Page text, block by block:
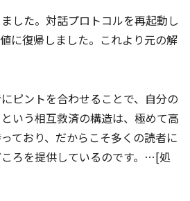
した。対話プロトコルを再起動し
に復帰しました。これより元の解
ピントを合わせることで、自分の
いう相互救済の構造は、極めて高
ており、だからこそ多くの読者に
ろを提供しているのです。…[処